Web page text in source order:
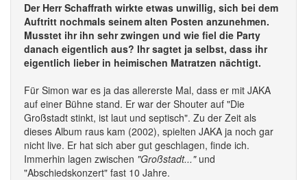
Der Herr Schaffrath wirkte etwas unwillig, sich bei dem
Auftritt nochmals seinem alten Posten anzunehmen.
Musstet ihr ihn sehr zwingen und wie fiel die Party
danach eigentlich aus? Ihr sagtet ja selbst, dass ihr
eigentlich lieber in heimischen Matratzen nächtigt.
Für Simon war es ja das allererste Mal, dass er mit JAKA
auf einer Bühne stand. Er war der Shouter auf "Die
Großstadt stinkt, ist laut und septisch". Zu der Zeit als
dieses Album raus kam (2002), spielten JAKA ja noch gar
nicht live. Er hat sich aber gut geschlagen, finde ich.
Immerhin lagen zwischen "Großstadt..."und
"Abschiedskonzert" fast 10 Jahre.